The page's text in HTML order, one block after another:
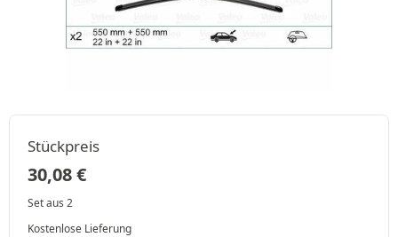
Stückpreis
30,08€
Set aus 2
Kostenlose Lieferung